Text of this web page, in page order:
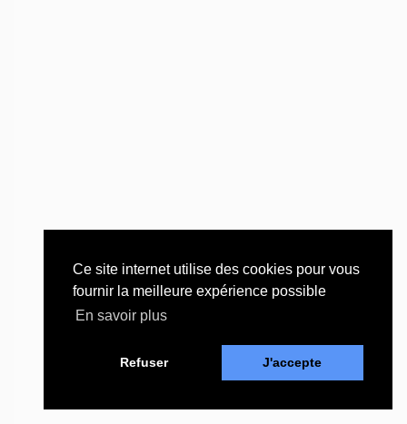
Ce site internet utilise des cookies pour vous
fournir la meilleure expérience possible
En savoir plus
Refuser J'accepte